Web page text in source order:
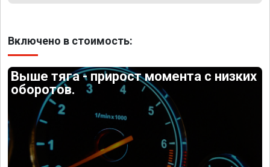
Включено в стоимость:
Выше тяга - прирост момента с низких
оборотов.